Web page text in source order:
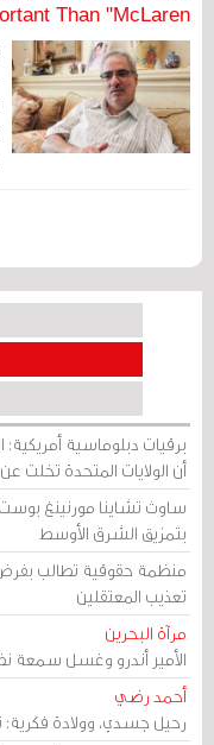
Than "McLaren"?
برقيات دبلوماسية أمريكية:
أن الولايات المتحدة تخلت
ساوث تشاينا مورنينغ
بتمزيق الشرق الأوسط
منظمة حقوقية تطالب
تعذيب المعتقلين
مرآة البحرين
الأمير أندرو وغسل سمعة
أحمد رضي
رحيل جسدي، وولادة فكرية: